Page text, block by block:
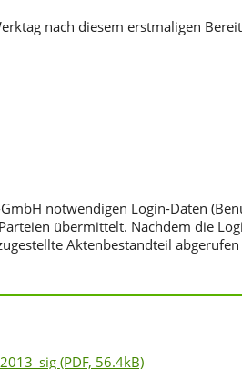
nach diesem erstmaligen
notwendigen Login-Daten
übermittelt. Nachdem die
Aktenbestandteil
(PDF, 56.4kB)